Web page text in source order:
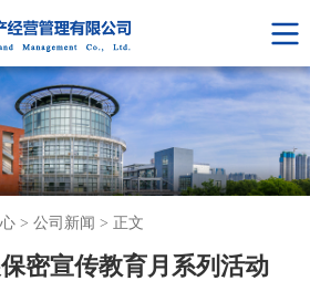
> 公司新闻 > 正文
密宣传教育月系列活动